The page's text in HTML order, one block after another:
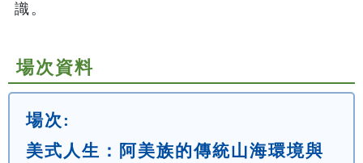
識。
場次資料
場次:
美式人生：阿美族的傳統山海環境與